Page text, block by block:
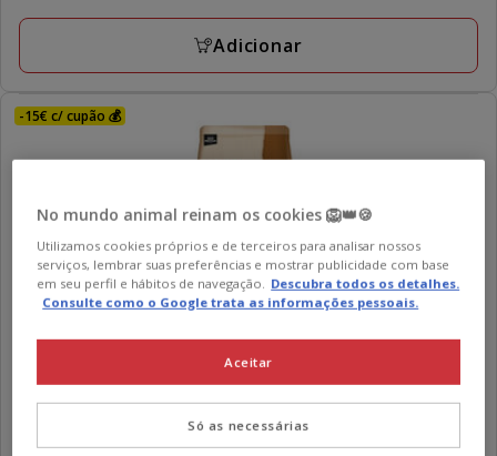
avaliações
a
Adicionar
-15€ c/ cupão 💰
Preço
50.59€
por
No mundo animal reinam os cookies 🦁👑🍪
Utilizamos cookies próprios e de terceiros para analisar nossos
serviços, lembrar suas preferências e mostrar publicidade com base
em seu perfil e hábitos de navegação. Descubra todos os detalhes.
Consulte como o Google trata as informações pessoais.
Só as necessárias
Aceitar